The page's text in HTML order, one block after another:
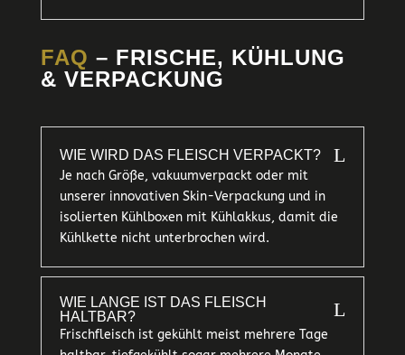
FAQ – FRISCHE, KÜHLUNG
& VERPACKUNG
WIE WIRD DAS FLEISCH VERPACKT? L
Je nach Größe, vakuumverpackt oder mit
unserer innovativen Skin-Verpackung und in
isolierten Kühlboxen mit Kühlakkus, damit die
Kühlkette nicht unterbrochen wird.
WIE LANGE IST DAS FLEISCH
HALTBAR?
L
Frischfleisch ist gekühlt meist mehrere Tage